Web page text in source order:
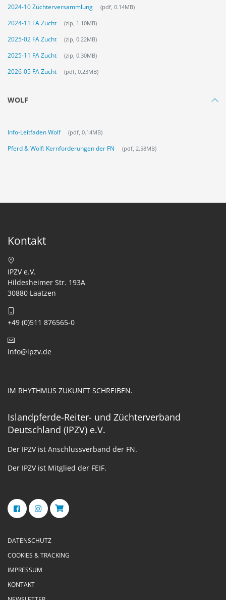
2024-10 Züchterversammlung (pdf, 0.14MB)
2024-11 FA Zucht (zip, 1.10MB)
2025-02 FA Zucht (zip, 0.22MB)
2025-11 FA Zucht (zip, 0.30MB)
2026-05 FA Zucht (pdf, 0.23MB)
WOLF
Info-Leitfaden Wolf (pdf, 0.14MB)
Pferd & Wolf: Kernforderungen der FN (pdf, 2.58MB)
Kontakt
IPZV e.V.
Hildesheimer Str. 193A
30880 Laatzen
+49 (0)511 876565-0
info@ipzv.de
IM RHYTHMUS ZUKUNFT SCHREIBEN.
Islandpferde-Reiter- und Züchterverband
Deutschland (IPZV) e.V.
Der IPZV ist Anschlussverband der FN.
Der IPZV ist Mitglied der FEIF.
DATENSCHUTZ
COOKIES & TRACKING
IMPRESSUM
KONTAKT